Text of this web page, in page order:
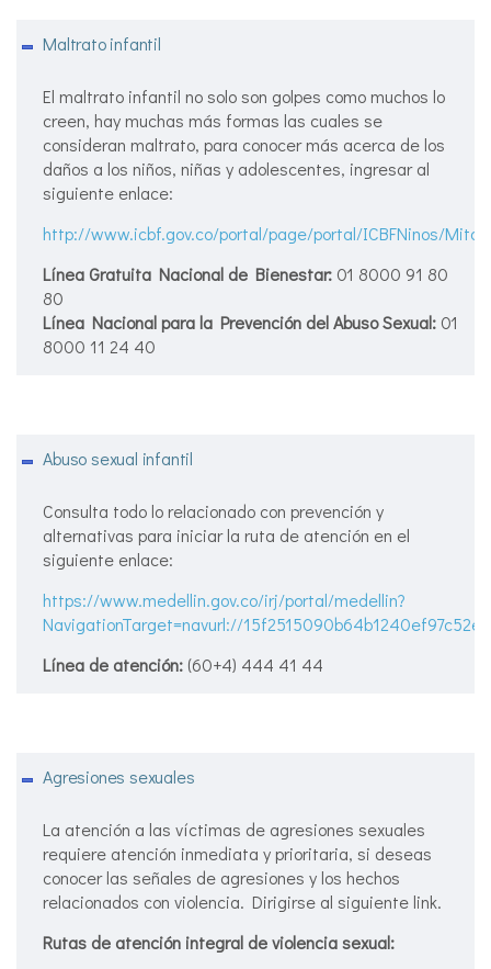
Maltrato infantil
El maltrato infantil no solo son golpes como muchos lo
creen, hay muchas más formas las cuales se
consideran maltrato, para conocer más acerca de los
daños a los niños, niñas y adolescentes, ingresar al
siguiente enlace:
http://www.icbf.gov.co/portal/page/portal/ICBFNinos/
Línea Gratuita Nacional de Bienestar: 01 8000 91 80
80
Línea Nacional para la Prevención del Abuso Sexual: 01
8000 11 24 40
Abuso sexual infantil
Consulta todo lo relacionado con prevención y
alternativas para iniciar la ruta de atención en el
siguiente enlace:
https://www.medellin.gov.co/irj/portal/medellin?
NavigationTarget=navurl://
Línea de atención: (60+4) 444 41 44
Agresiones sexuales
La atención a las víctimas de agresiones sexuales
requiere atención inmediata y prioritaria, si deseas
conocer las señales de agresiones y los hechos
relacionados con violencia. Dirigirse al siguiente link.
Rutas de atención integral de violencia sexual: